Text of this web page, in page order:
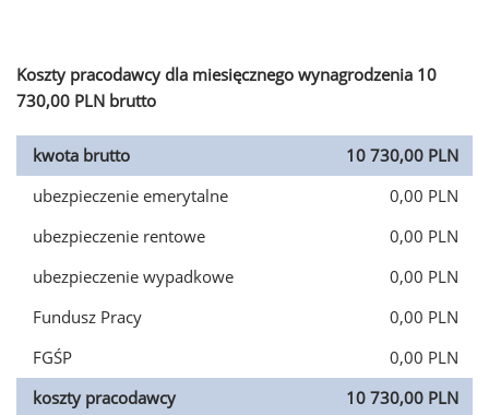
Koszty pracodawcy dla miesięcznego wynagrodzenia 10
730,00 PLN brutto
kwota brutto
10 730,00 PLN
ubezpieczenie emerytalne
0,00 PLN
ubezpieczenie rentowe
0,00 PLN
ubezpieczenie wypadkowe
0,00 PLN
Fundusz Pracy
0,00 PLN
FGŚP
0,00 PLN
koszty pracodawcy
10 730,00 PLN